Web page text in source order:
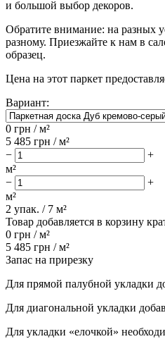
и большой выбор декоров.
Обратите внимание: на разных
разному. Приезжайте к нам в
образец.
Цена на этот паркет
Вариант:
0 грн / м²
5 485 грн / м²
−
+
м²
−
+
м²
2 упак. / 7 м²
Товар добавляется в корзину
0 грн /м²
5 485 грн /м²
Запас на прирезку
Для прямой палубной укладки
Для диагональной укладки
Для укладки «елочкой»